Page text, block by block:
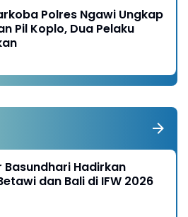
Polres Ngawi Ungkap
Pil Koplo, Dua Pelaku
Basundhari Hadirkan
dan Bali di IFW 2026